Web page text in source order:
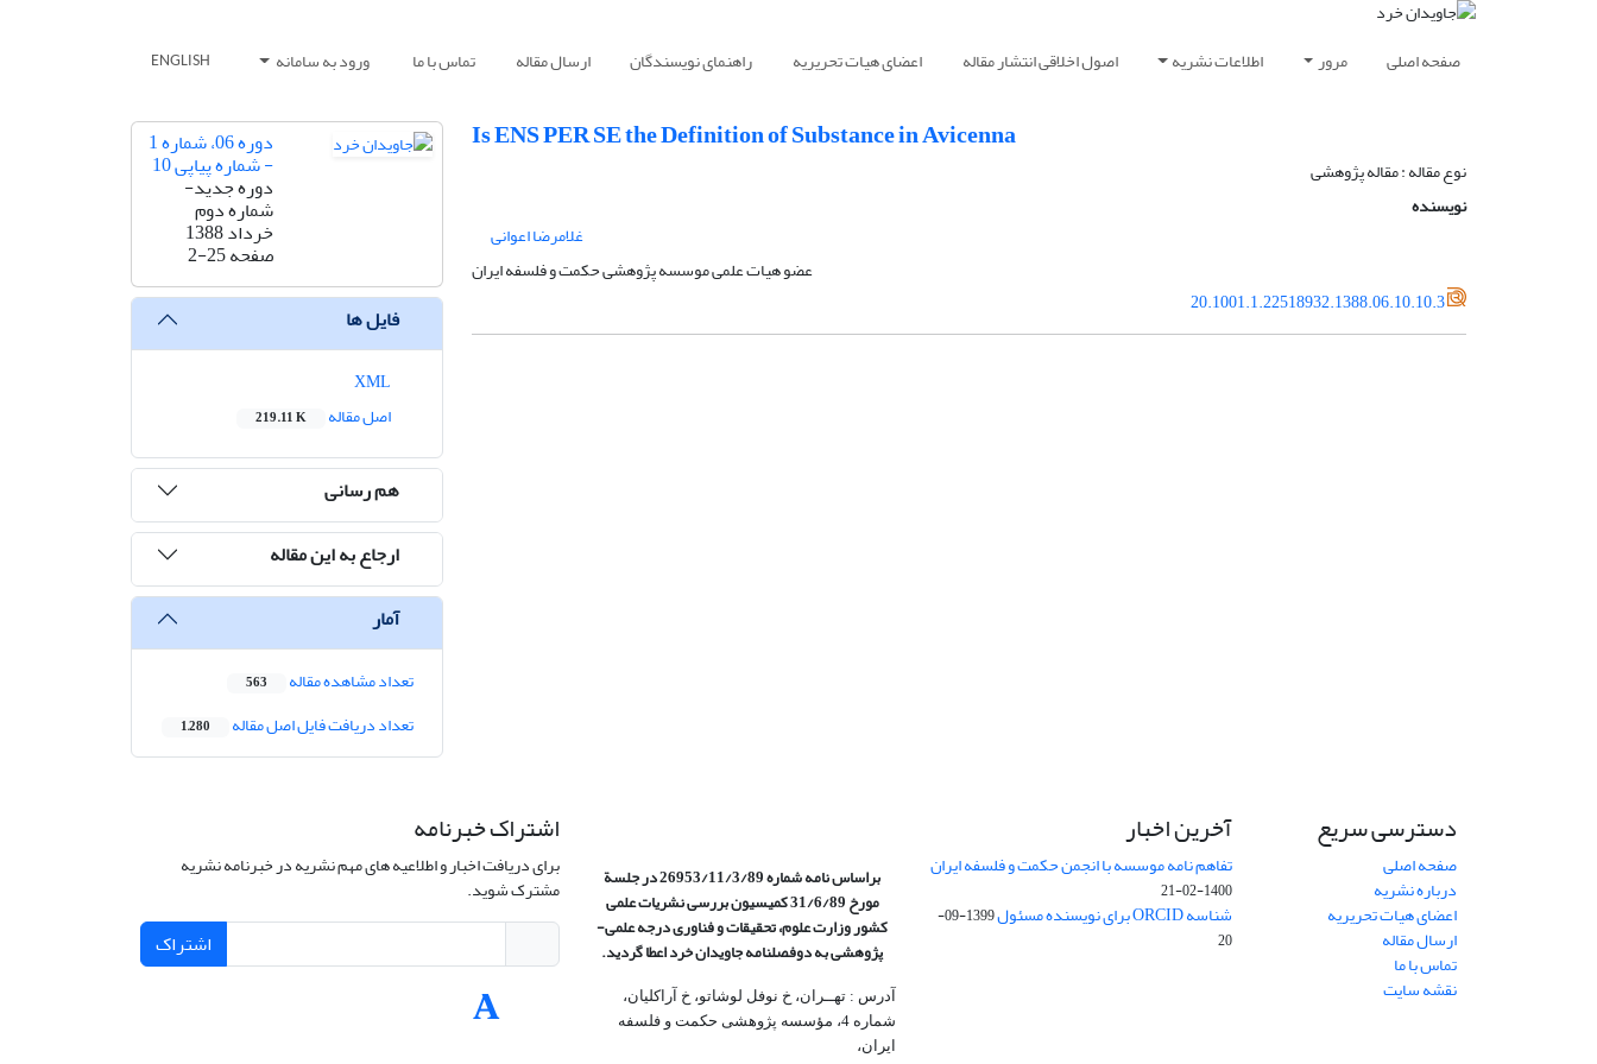
صفحه اصلی مرور اطلاعات نشریه اصول اخلاقی انتشار مقاله اعضای هیات تحریریه راهنمای نویسندگان ارسال مقاله تماس با ما ورود به سامانه ENGLISH
Is ENS PER SE the Definition of Substance in Avicenna
نوع مقاله : مقاله پژوهشی
نویسنده
غلامرضا اعوانی
عضو هیات علمی موسسه پژوهشی حکمت و فلسفه ایران
20.1001.1.22518932.1388.06.10.10.3
دوره 06، شماره 1
- شماره پیاپی 10
دوره جدید-
شماره دوم
خرداد 1388
صفحه2-25
فایل ها
اصل مقاله
219.11 K
هم رسانی
ارجاع به این مقاله
آمار
تعداد مشاهده مقاله 563
تعداد دریافت فایل اصل مقاله 1,280
دسترسی سریع
صفحه اصلی
درباره نشریه
اعضای هیات تحریریه
ارسال مقاله
تماس با ما
نقشه سایت
آخرین اخبار
تفاهم نامه موسسه با انجمن حکمت و فلسفه ایران
1400-02-21
شناسه ORCID برای نویسنده مسئول
1399-09-
20
براساس نامه شماره 26953/11/3/89 در جلسة
مورخ 31/6/89 کمیسیون
بررسی نشریات علمی
کشور وزارت علوم، تحقیقات و فناوری درجه علمی‌-
پژوهشیبه دوفصلنامه جاویدان خرد اعطا گردید.
آدرس : تهــران، خ نوفل لوشاتو، خ آراکلیان،
شماره 4،‌ مؤسسه پژوهشی حکمت و فلسفه
ایران،‌
اشتراک خبرنامه
برای دریافت اخبار و اطلاعیه های مهم نشریه در خبرنامه نشریه
مشترک شوید.
اشتراک